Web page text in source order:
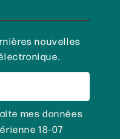
nouvelles
mes données
18-07